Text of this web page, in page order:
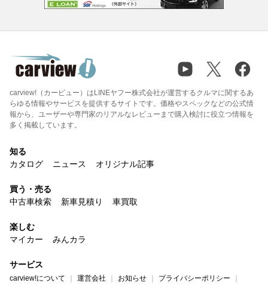
carview!（カービュー）はLINEヤフー株式会社が運営するクルマに関するあ
らゆる情報やサービスを提供するサイトです。価格やスペックなどの公式情
報から、ユーザーや専門家のリアルなレビューまで購入検討に役立つ情報を
多く掲載しています。
知る
カタログ
ニュース オリジナル記事
買う・売る
中古車検索
新車見積り 車買取
楽しむ
マイカー
みんカラ
サービス
carview!について 運営会社 お知らせ
プライバシーポリシー